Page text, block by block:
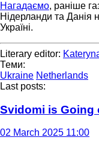
Нагадаємо, раніше
Нідерланди та Данія
Україні.
Literary editor:
Теми:
Ukraine Netherlands
Last posts:
Svidomi is Going
02 March 2025 11:00